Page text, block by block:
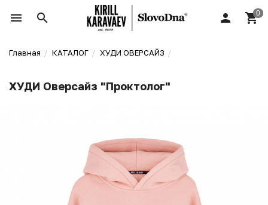
Главная КАТАЛОГ ХУДИ ОВЕРСАЙЗ
ХУДИ Оверсайз "Проктолог"